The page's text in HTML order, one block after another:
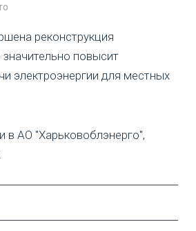
реконструкция
значительно повысит
электроэнергии для местных
в АО "Харьковоблэнерго",